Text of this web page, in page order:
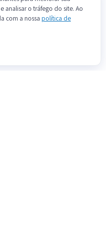
analisar o tráfego do site. Ao
com a nossa política de